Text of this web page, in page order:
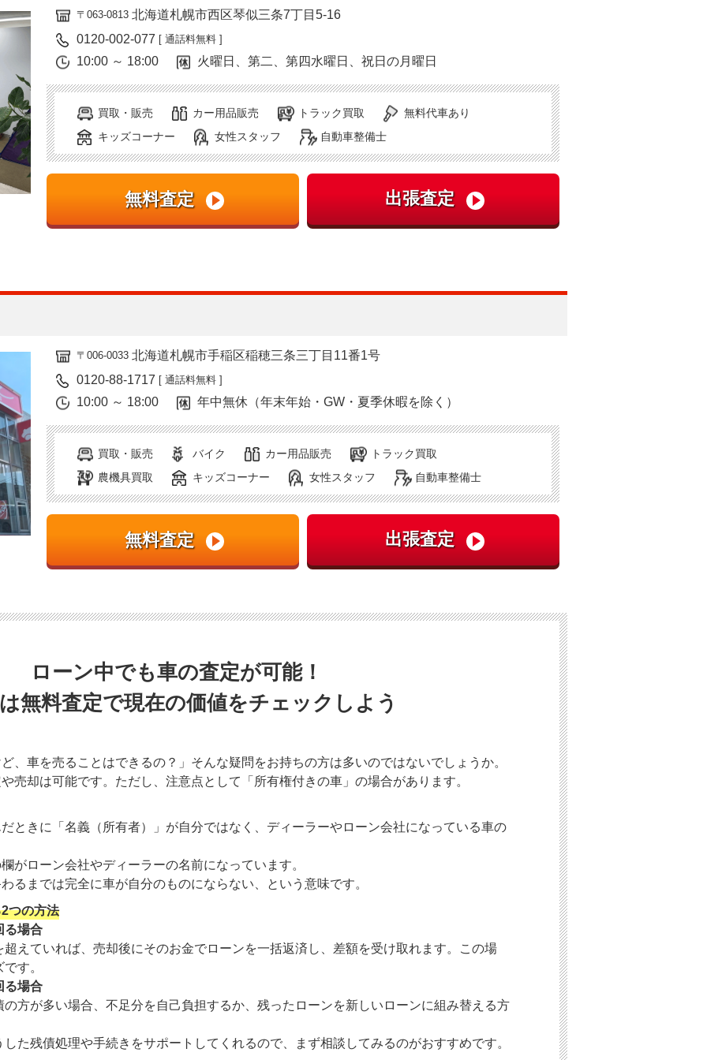
〒063-0813 北海道札幌市西区琴似三条7丁目5-16
0120-002-077 [ 通話料無料 ]
10:00 ～ 18:00 火曜日、第二、第四水曜日、祝日の月曜日
買取・販売 カー用品販売 トラック買取
無料代車あり
キッズコーナー
女性スタッフ 自動車整備士
〒006-0033 北海道札幌市手稲区稲穂三条三丁目11番1号
0120-88-1717 [ 通話料無料 ]
10:00 ～ 18:00 年中無休（年末年始・GW・夏季休暇を除く）
買取・販売 バイク カー用品販売
トラック買取
農機具買取
キッズコーナー 女性スタッフ 自動車整備士
ローン中でも車の査定が可能！
無料査定で現在の価値をチェックしよう
、車を売ることはできるの？」そんな疑問をお持ちの方は多いのではないでしょうか。
売却は可能です。ただし、注意点として「所有権付きの車」の場合があります。
ときに「名義（所有者）」が自分ではなく、ディーラーやローン会社になっている車の
がローン会社やディーラーの名前になっています。
るまでは完全に車が自分のものにならない、という意味です。
つの方法
る場合
えていれば、売却後にそのお金でローンを一括返済し、差額を受け取れます。この場
す。
る場合
方が多い場合、不足分を自己負担するか、残ったローンを新しいローンに組み替える方
た残債処理や手続きをサポートしてくれるので、まず相談してみるのがおすすめです。